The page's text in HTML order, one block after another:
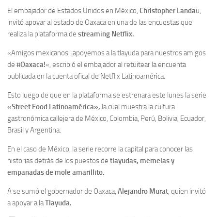
El embajador de Estados Unidos en México, Christopher Landau,
invitó apoyar al estado de Oaxaca en una de las encuestas que
realiza la plataforma de streaming Netflix.
«Amigos mexicanos: ¡apoyemos a la tlayuda para nuestros amigos
de #Oaxaca!«, escribió el embajador al retuitear la encuenta
publicada en la cuenta ofical de Netflix Latinoamérica.
Esto luego de que en la plataforma se estrenara este lunes la serie
«Street Food Latinoamérica», la cual muestra la cultura
gastronómica callejera de México, Colombia, Perú, Bolivia, Ecuador,
Brasil y Argentina.
En el caso de México, la serie recorre la capital para conocer las
historias detrás de los puestos de tlayudas, memelas y
empanadas de mole amarillito.
A se sumó el gobernador de Oaxaca, Alejandro Murat, quien invitó
a apoyar a laTlayuda.